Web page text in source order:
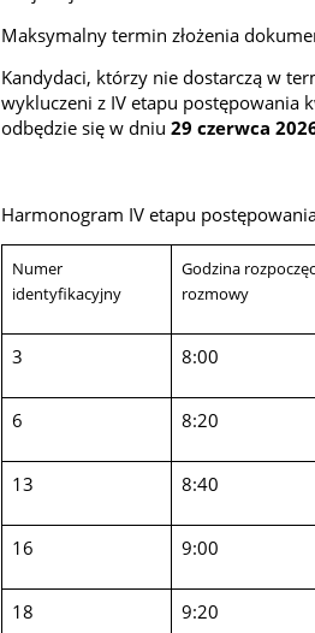
Maksymalny termin złożenia
Kandydaci, którzy nie dostarczą w
wykluczeni z IV etapu postępowania
odbędzie się w dniu 29 czerwca
Harmonogram IV etapu
Numer
identyfikacyjny
Godzina
rozmowy
3 8:00
6 8:20
13 8:40
16 9:00
18 9:20